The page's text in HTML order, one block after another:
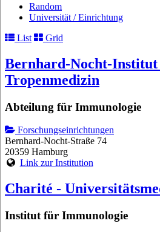
Random
Universität / Einrichtung
List
Grid
Bernhard-Nocht-
Tropenmedizin
Abteilung für Immunologie
Forschungseinrichtungen
Bernhard-Nocht-Straße 74
20359 Hamburg
Link zur Institution
Charité -
Institut für Immunologie